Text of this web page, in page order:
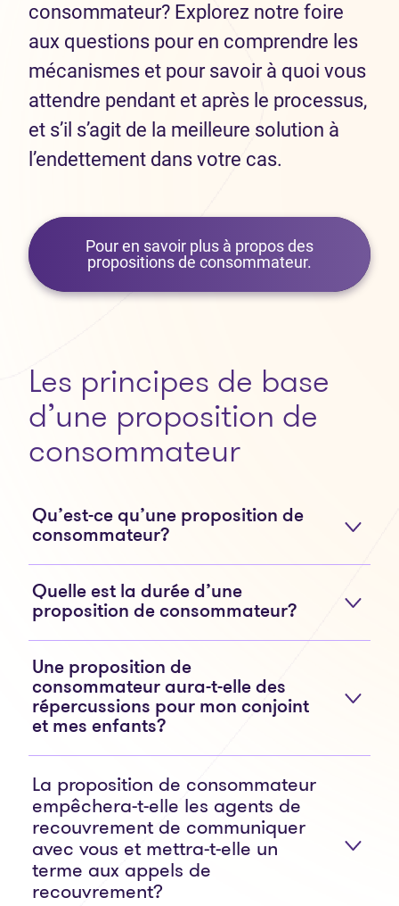
consommateur? Explorez notre foire
aux questions pour en comprendre les
mécanismes et pour savoir à quoi vous
attendre pendant et après le processus,
et s’il s’agit de la meilleure solution à
l’endettement dans votre cas.
Pour en savoir plus à propos des
propositions de consommateur.
Les principes de base
d’une proposition de
consommateur
Qu’est-ce qu’une proposition de
consommateur?
Quelle est la durée d’une
proposition de consommateur?
Une proposition de
consommateur aura-t-elle des
répercussions pour mon conjoint
et mes enfants?
La proposition de consommateur
empêchera-t-elle les agents de
recouvrement de communiquer
avec vous et mettra-t-elle un
terme aux appels de
recouvrement?